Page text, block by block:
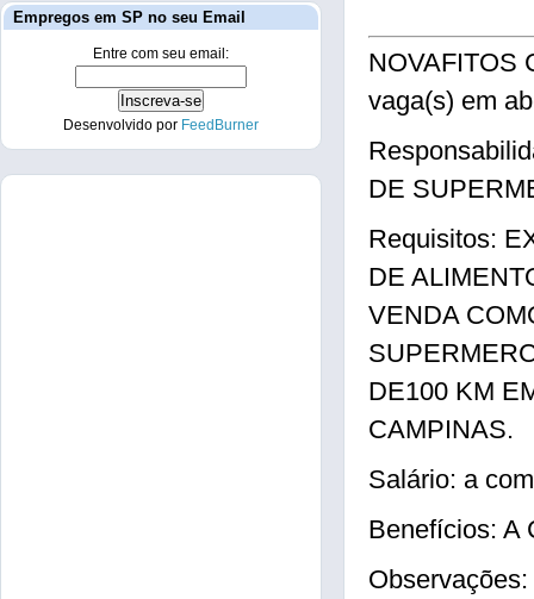
NOVAFITOS
vaga(s) em
DE
Requisitos:
DE
VENDA
DE100 KM
CAMPINAS.
Salário: a
Benefícios: A
Empregos em SP no seu Email
Entre com seu email:
Desenvolvido por FeedBurner